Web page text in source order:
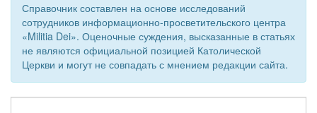
Справочник составлен на основе исследований
сотрудников информационно-просветительского центра
«Militia Dei». Оценочные суждения, высказанные в статьях
не являются официальной позицией Католической
Церкви и могут не совпадать с мнением редакции сайта.